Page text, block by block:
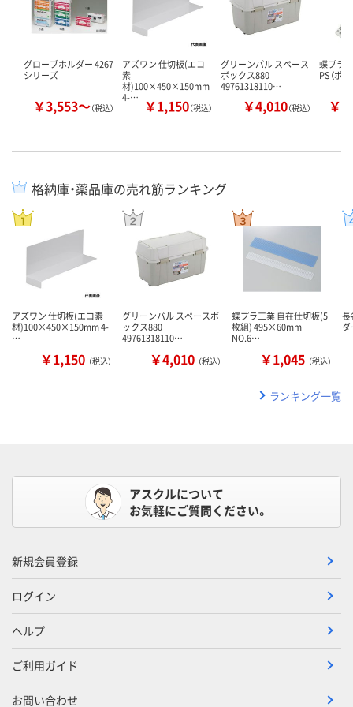
グローブホルダー 4267
シリーズ
￥3,553～（税込）
アズワン 仕切板(エコ
素
材)100×450×150mm
4-…
￥1,150（税込）
グリーンパル スペース
ボックス880
49761318110…
￥4,010（税込）
蝶プラ
PS（ポ
￥
格納庫・薬品庫の売れ筋ランキング
アズワン 仕切板(エコ素
材)100×450×150mm 4-
…
￥1,150 （税込）
グリーンパル スペースボ
ックス880
49761318110…
￥4,010 （税込）
蝶プラ工業 自在仕切板(5
枚組) 495×60mm
NO.6…
￥1,045 （税込）
長
ランキング一覧
アスクルについて
お気軽にご質問ください。
新規会員登録
ログイン
ヘルプ
ご利用ガイド
お問い合わせ